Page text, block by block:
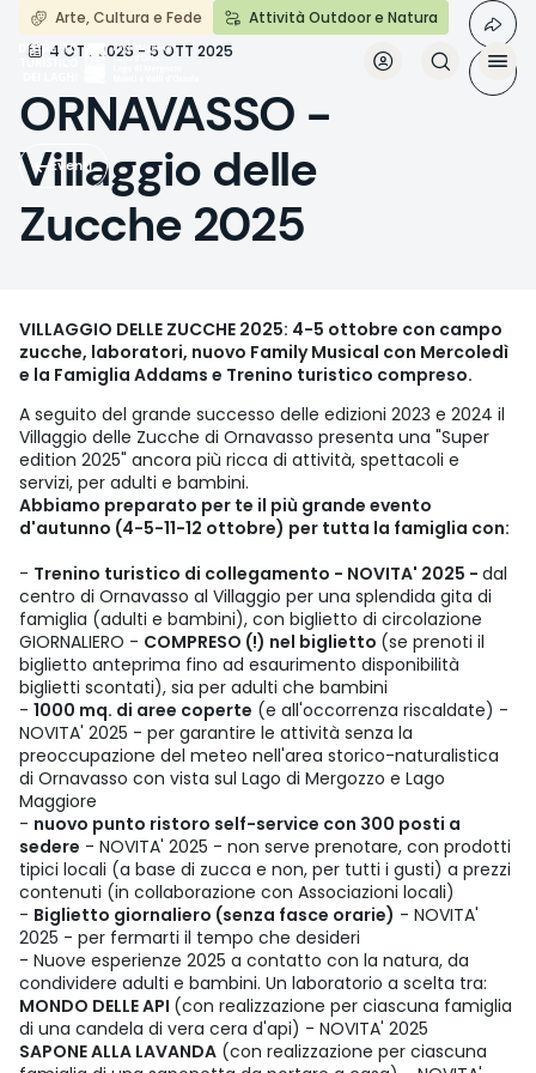
Salta
contenuto
Eventi
Arte, Cultura e Fede
Attività Outdoor e Natura
4 OTT 2025 - 5 OTT 2025
ORNAVASSO -
Villaggio delle
Zucche 2025
VILLAGGIO DELLE ZUCCHE 2025: 4-5 ottobre con campo
zucche, laboratori, nuovo Family Musical con Mercoledì
e la Famiglia Addams e Trenino turistico compreso.
A seguito del grande successo delle edizioni 2023 e 2024 il
Villaggio delle Zucche di Ornavasso presenta una "Super
edition 2025" ancora più ricca di attività, spettacoli e
servizi, per adulti e bambini.
Abbiamo preparato per te il più grande evento
d'autunno (4-5-11-12 ottobre) per tutta la famiglia con:
- Trenino turistico di collegamento - NOVITA' 2025 - dal
centro di Ornavasso al Villaggio per una splendida gita di
famiglia (adulti e bambini), con biglietto di circolazione
GIORNALIERO - COMPRESO (!) nel biglietto (se prenoti il
biglietto anteprima fino ad esaurimento disponibilità
biglietti scontati), sia per adulti che bambini
- 1000 mq. di aree coperte (e all'occorrenza riscaldate) -
NOVITA' 2025 - per garantire le attività senza la
preoccupazione del meteo nell'area storico-naturalistica
di Ornavasso con vista sul Lago di Mergozzo e Lago
Maggiore
- nuovo punto ristoro self-service con 300 posti a
sedere - NOVITA' 2025 - non serve prenotare, con prodotti
tipici locali (a base di zucca e non, per tutti i gusti) a prezzi
contenuti (in collaborazione con Associazioni locali)
- Biglietto giornaliero (senza fasce orarie) - NOVITA'
2025 - per fermarti il tempo che desideri
- Nuove esperienze 2025 a contatto con la natura, da
condividere adulti e bambini. Un laboratorio a scelta tra:
MONDO DELLE API (con realizzazione per ciascuna famiglia
di una candela di vera cera d'api) - NOVITA' 2025
SAPONE ALLA LAVANDA (con realizzazione per ciascuna